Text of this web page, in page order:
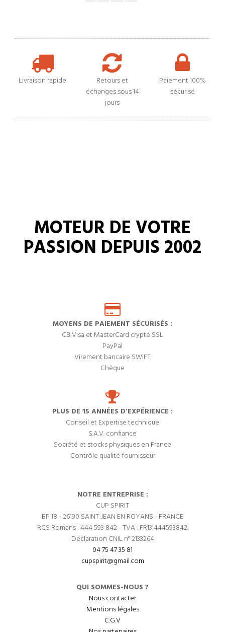
Livraison rapide
Retours et
échanges sous 14
jours
Paiement 100%
sécurisé
MOTEUR DE VOTRE
PASSION DEPUIS 2002
MOYENS DE PAIEMENT SÉCURISÉS :
CB Visa et MasterCard crypté SSL
PayPal
Virement bancaire SWIFT
Chèque
PLUS DE 15 ANNÉES D'EXPÉRIENCE :
Conseil et Expertise technique
S.A.V. confiance
Société et stocks physiques en France
Contrôle qualité fournisseur
NOTRE ENTREPRISE :
CUP SPIRIT
BP 18 - 26190 SAINT JEAN EN ROYANS - FRANCE
RCS Romans : 444 593 842 - TVA : FR13 444593842.
Déclaration CNIL n° 2133264
04 75 47 35 81
cupspirit@gmail.com
QUI SOMMES-NOUS ?
Nous contacter
Mentions légales
C.G.V